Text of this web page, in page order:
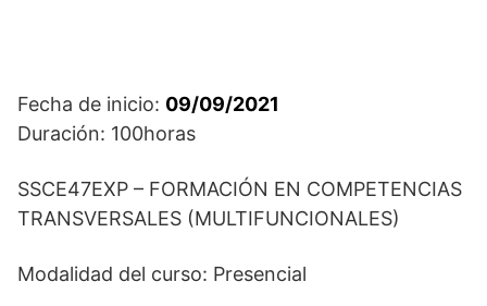
Fecha de inicio: 09/09/2021
Duración: 100horas
SSCE47EXP – FORMACIÓN EN COMPETENCIAS
TRANSVERSALES (MULTIFUNCIONALES)
Modalidad del curso: Presencial